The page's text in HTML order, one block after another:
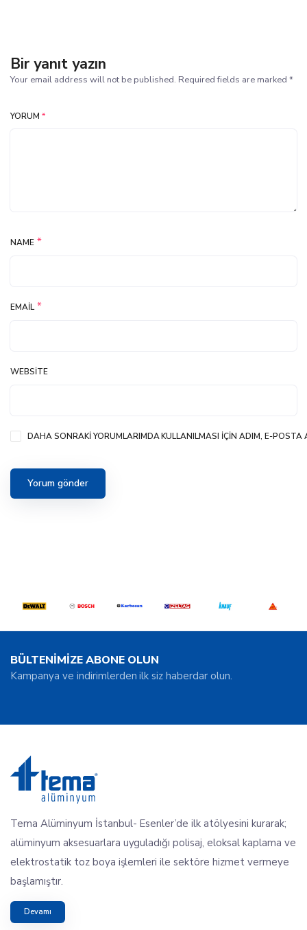
Bir yanıt yazın
Your email address will not be published. Required fields are marked *
YORUM *
NAME *
EMAIL *
WEBSITE
DAHA SONRAKI YORUMLARIMDA KULLANILMASI IÇIN ADIM, E-POSTA
BÜLTENİMİZE ABONE OLUN
Kampanya ve indirimlerden ilk siz haberdar olun.
Tema Alüminyum İstanbul- Esenler’de ilk atölyesini kurarak;
alüminyum aksesuarlara uyguladığı polisaj, eloksal kaplama ve
elektrostatik toz boya işlemleri ile sektöre hizmet vermeye
başlamıştır.
Devamı